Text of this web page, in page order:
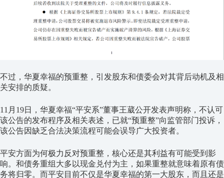
不过，华夏幸福的预重整，引发股东和债委会对其背后动机及相
关安排的质疑。
11月19日，华夏幸福“平安系”董事王葳公开发表声明称，不认可
该公告的发布程序及相关表述，已就“预重整”向监管部门投诉，
该公告因缺乏合法决策流程可能会误导广大投资者。
平安方面为何极力反对预重整，核心还是其利益有可能受到影
响。和债务重组大多以现金兑付为主，如果重整就意味着原有债
务将归零。而平安目前不仅是华夏幸福的第一大股东，而且还是